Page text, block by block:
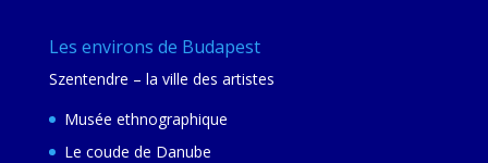
Les environs de Budapest
Szentendre – la ville des artistes
Musée ethnographique
Le coude de Danube